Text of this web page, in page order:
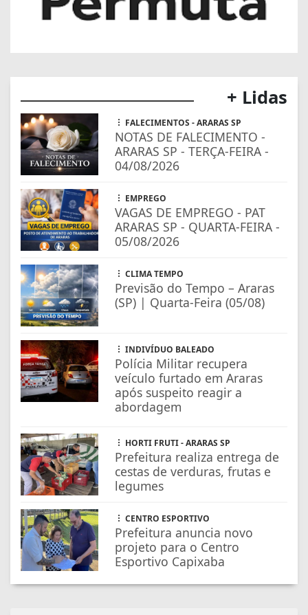
+ Lidas
FALECIMENTOS - ARARAS SP
NOTAS DE FALECIMENTO -
ARARAS SP - TERÇA-FEIRA -
04/08/2026
EMPREGO
VAGAS DE EMPREGO - PAT
ARARAS SP - QUARTA-FEIRA -
05/08/2026
CLIMA TEMPO
Previsão do Tempo – Araras
(SP) | Quarta-Feira (05/08)
INDIVÍDUO BALEADO
Polícia Militar recupera
veículo furtado em Araras
após suspeito reagir a
abordagem
HORTI FRUTI - ARARAS SP
Prefeitura realiza entrega de
cestas de verduras, frutas e
legumes
CENTRO ESPORTIVO
Prefeitura anuncia novo
projeto para o Centro
Esportivo Capixaba